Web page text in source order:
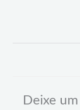
Deixe